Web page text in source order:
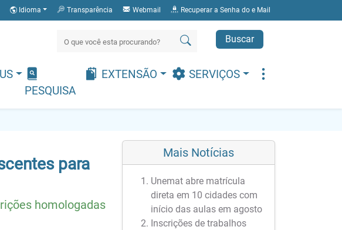
Idioma Transparência Webmail Recuperar a Senha do e Mail
Buscar
PESQUISA
EXTENSÃO SERVIÇOS
para
homologadas
Mais Notícias
Unemat abre matrícula
direta em 10 cidades com
início das aulas em agosto
Inscrições de trabalhos